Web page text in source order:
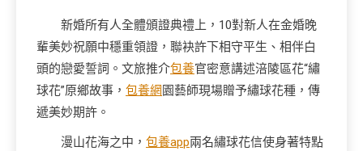
新婚所有人全體頒證典禮上，10對新人在金婚晚
輩美妙祝願中穩重領證，聯袂許下相守平生、相伴白
頭的戀愛誓詞。文旅推介包養官密意講述涪陵區花“繡
球花”原鄉故事， 包養網 園藝師現場贈予繡球花種，傳
遞美妙期許。
漫山花海之中， 包養app兩名繡球花信使身著特點